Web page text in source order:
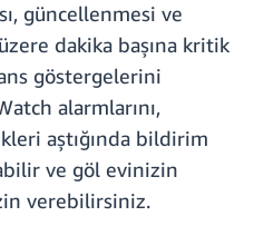
güncellenmesi ve
dakika başına kritik
göstergelerini
alarmlarını,
aştığında bildirim
ve göl evinizin
verebilirsiniz.